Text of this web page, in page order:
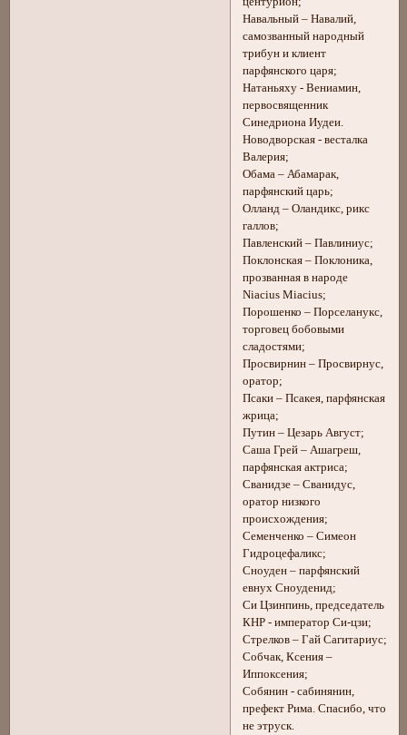
Навальный – Навалий,
самозванный народный
трибун и клиент
парфянского царя;
Натаньяху - Вениамин,
первосвященник
Синедриона Иудеи.
Новодворская - весталка
Валерия;
Обама – Абамарак,
парфянский царь;
Олланд – Оландикс, рикс
галлов;
Павленский – Павлиниус;
Поклонская – Поклоника,
прозванная в народе
Niacius Miacius;
Порошенко – Порселанукс,
торговец бобовыми
сладостями;
Просвирнин – Просвирнус,
оратор;
Псаки – Псакея, парфянская
жрица;
Путин – Цезарь Август;
Саша Грей – Ашагреш,
парфянская актриса;
Сванидзе – Сванидус,
оратор низкого
происхождения;
Семенченко – Симеон
Гидроцефаликс;
Сноуден – парфянский
евнух Сноуденид;
Си Цзинпинь, председатель
КНР - император Си-цзи;
Стрелков – Гай Сагитариус;
Собчак, Ксения –
Иппоксения;
Собянин - сабинянин,
префект Рима. Спасибо, что
не этруск.